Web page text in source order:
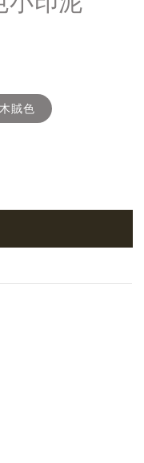
木賊色